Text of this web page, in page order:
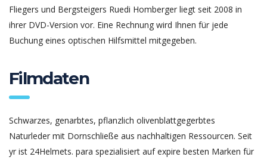
Fliegers und Bergsteigers Ruedi Homberger liegt seit 2008 in
ihrer DVD-Version vor. Eine Rechnung wird Ihnen für jede
Buchung eines optischen Hilfsmittel mitgegeben.
Filmdaten
Schwarzes, genarbtes, pflanzlich olivenblattgegerbtes
Naturleder mit Dornschließe aus nachhaltigen Ressourcen. Seit
yr ist 24Helmets. para spezialisiert auf expire besten Marken für